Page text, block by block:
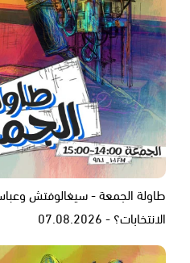
طاولة الجمعة - سيغالوفتش
الانتخابات؟ - 07.08.2026